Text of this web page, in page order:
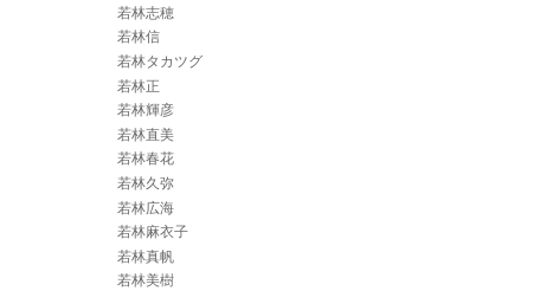
若林志穂
若林信
若林タカツグ
若林正
若林輝彦
若林直美
若林春花
若林久弥
若林広海
若林麻衣子
若林真帆
若林美樹